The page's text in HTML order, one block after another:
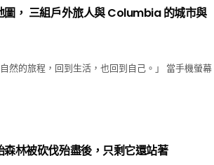
圖， 三組戶外旅人與 Columbia 的城市與
然的旅程，回到生活，也回到自己。」 當手機螢幕
林被砍伐殆盡後，只剩它還站著